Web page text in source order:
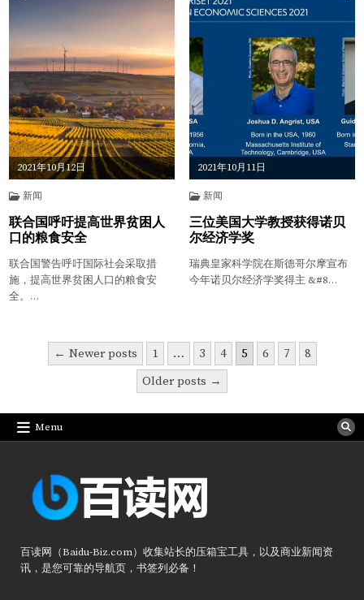
2021年10月12日
新闻
联合国呼吁提高世界贫困人
口的粮食安全
联合国警告呼吁国际社会采取措
施，提高世界贫困人口的粮食安
全。…
2021年10月11日
新闻
三位美国大学教授获得诺贝
尔经济学奖
瑞典皇家科学院在斯德哥尔摩宣布
今年诺贝尔经济学奖得主 &#8…
页
← Newer posts 1 … 3 4 5 6 7
8
Older posts →
Menu
百读网（Baidu-Biz.com）收集站长的压箱宝工具，以及商业新闻资
讯，是您可靠的导航页，书签列必备！